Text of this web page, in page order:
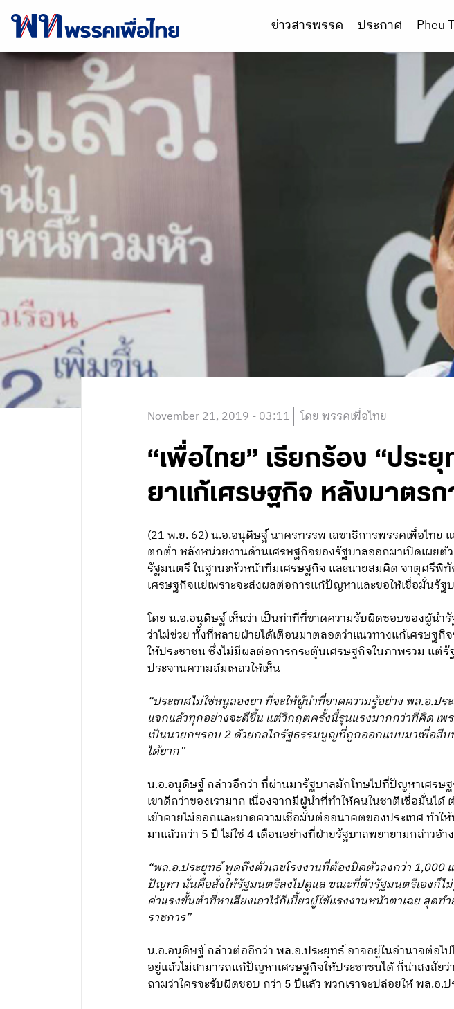
ข่าวสารพรรค ประกาศ Pheu
November 21, 2019 - 03:11 โดย พรรคเพื่อไทย
“เพื่อไทย” เรียกร้อง “ประ
ยาแก้เศรษฐกิจ หลังมาตร
(21 พ.ย. 62) น.อ.อนุดิษฐ์ นาครทรรพ เลขาธิการพรรคเพื่อไทย
ตกต่ำ หลังหน่วยงานด้านเศรษฐกิจของรัฐบาลออกมาเปิดเผย
รัฐมนตรี ในฐานะหัวหน้าทีมเศรษฐกิจ และนายสมคิด จาตุศรีพิ
เศรษฐกิจแย่เพราะจะส่งผลต่อการแก้ปัญหาและขอให้เชื่อมั่นรัฐ
โดย น.อ.อนุดิษฐ์ เห็นว่า เป็นท่าทีที่ขาดความรับผิดชอบของผู้นำ
ว่าไม่ช่วย ทั้งที่หลายฝ่ายได้เตือนมาตลอดว่าแนวทางแก้เศรษฐกิ
ให้ประชาชน ซึ่งไม่มีผลต่อการกระตุ้นเศรษฐกิจในภาพรวม แต่
ประจานความล้มเหลวให้เห็น
“ประเทศไม่ใช่หนูลองยา ที่จะให้ผู้นำที่ขาดความรู้อย่าง พล.อ.ป
แจกแล้วทุกอย่างจะดีขึ้น แต่วิกฤตครั้งนี้รุนแรงมากกว่าที่คิด เพ
เป็นนายกฯรอบ 2 ด้วยกลไกรัฐธรรมนูญที่ถูกออกแบบมาเพื่อสื
ได้ยาก”
น.อ.อนุดิษฐ์ กล่าวอีกว่า ที่ผ่านมารัฐบาลมักโทษไปที่ปัญหาเศรษ
เขาดีกว่าของเรามาก เนื่องจากมีผู้นำที่ทำให้คนในชาติเชื่อมั่น
เข้าคายไม่ออกและขาดความเชื่อมั่นต่ออนาคตของประเทศ ทำใ
มาแล้วกว่า 5 ปี ไม่ใช่ 4 เดือนอย่างที่ฝ่ายรัฐบาลพยายามกล่าวอ้าง
“พล.อ.ประยุทธ์ พูดถึงตัวเลขโรงงานที่ต้องปิดตัวลงกว่า 1,000
ปัญหา นั่นคือสั่งให้รัฐมนตรีลงไปดูแล ขณะที่ตัวรัฐมนตรีเองก็ไม่
ค่าแรงขั้นต่ำที่หาเสียงเอาไว้ก็เบี้ยวผู้ใช้แรงงานหน้าตาเฉย สุ
ราชการ”
น.อ.อนุดิษฐ์ กล่าวต่ออีกว่า พล.อ.ประยุทธ์ อาจอยู่ในอำนาจต่อ
อยู่แล้วไม่สามารถแก้ปัญหาเศรษฐกิจให้ประชาชนได้ ก็น่าสงสัย
ถามว่าใครจะรับผิดชอบ กว่า 5 ปีแล้ว พวกเราจะปล่อยให้ พล.อ